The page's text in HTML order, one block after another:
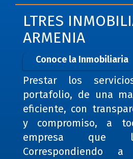
LTRES
ARMENIA
Conoce la Inmobiliaria
Prestar los
portafolio, de una
eficiente, con
y compromiso, a
empresa que
Correspondiendo